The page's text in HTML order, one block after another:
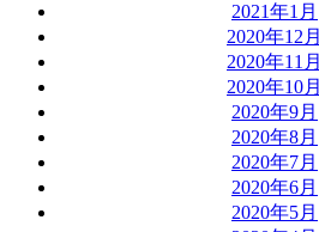
2021年1月
2020年12月
2020年11月
2020年10月
2020年9月
2020年8月
2020年7月
2020年6月
2020年5月